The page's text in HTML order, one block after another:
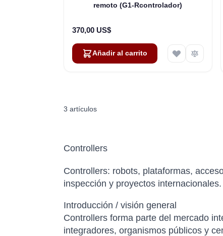
remoto (G1-Rcontrolador)
370,00 US$
Añadir al carrito
3 artículos
Controllers
Controllers: robots, plataformas,
inspección y proyectos internacionales.
Introducción / visión general
Controllers forma parte del mercado
integradores, organismos públicos y